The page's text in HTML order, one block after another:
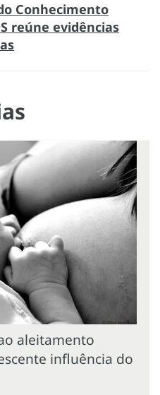
Conhecimento
reúne evidências
aleitamento
influência do